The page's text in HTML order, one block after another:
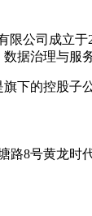
限公司成立
据治理与服
下的控股子
路8号黄龙时